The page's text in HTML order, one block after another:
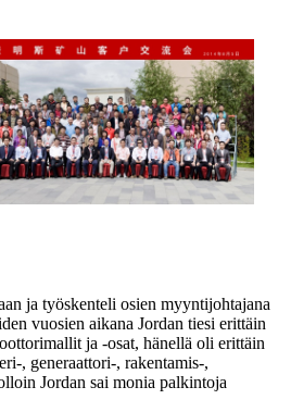
ja työskenteli osien myyntijohtajana
vuosien aikana Jordan tiesi erittäin
ja -osat, hänellä oli erittäin
, generaattori-, rakentamis-,
Jordan sai monia palkintoja